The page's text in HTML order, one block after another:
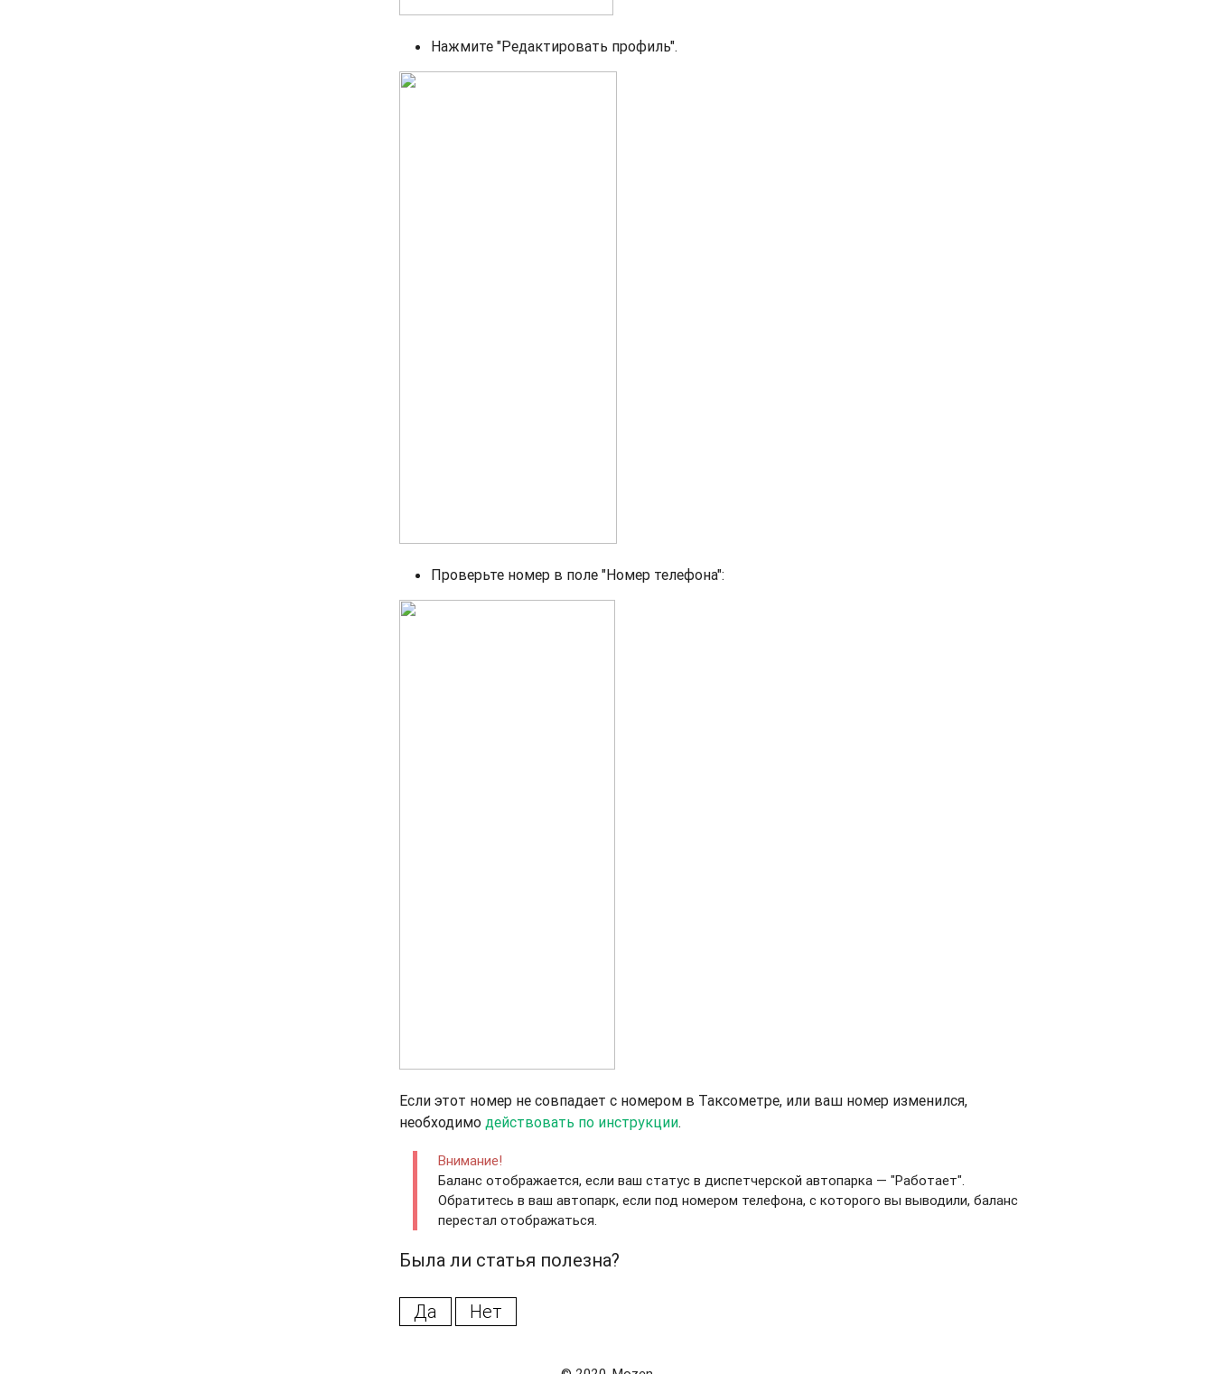
Нажмите "Редактировать профиль".
Проверьте номер в поле "Номер телефона":
Если этот номер не совпадает с номером в Таксометре, или ваш номер изменился,
необходимо действовать по инструкции.
Внимание!
Баланс отображается, если ваш статус в диспетчерской автопарка — ​ "Работает".
Обратитесь в ваш автопарк, если под номером телефона, с которого вы выводили, баланс
перестал отображаться.
Была ли статья полезна?
Да Нет